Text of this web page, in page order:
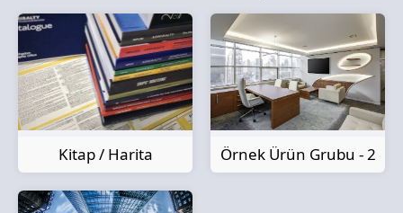
Kitap / Harita Örnek Ürün Grubu - 2